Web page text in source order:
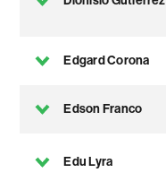
Edgard Corona
Edson Franco
Edu Lyra